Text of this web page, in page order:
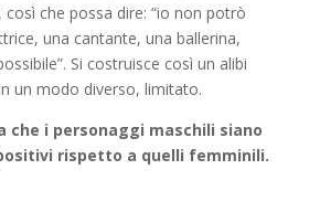
che possa dire: “io non potrò
una cantante, una ballerina,
Si costruisce così un alibi
un modo diverso, limitato.
che i personaggi maschili siano
rispetto a quelli femminili.